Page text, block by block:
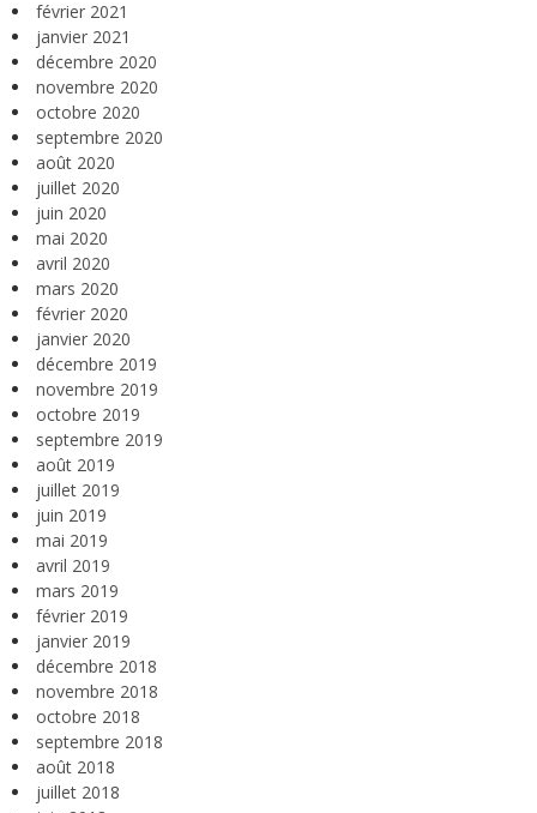
février 2021
janvier 2021
décembre 2020
novembre 2020
octobre 2020
septembre 2020
août 2020
juillet 2020
juin 2020
mai 2020
avril 2020
mars 2020
février 2020
janvier 2020
décembre 2019
novembre 2019
octobre 2019
septembre 2019
août 2019
juillet 2019
juin 2019
mai 2019
avril 2019
mars 2019
février 2019
janvier 2019
décembre 2018
novembre 2018
octobre 2018
septembre 2018
août 2018
juillet 2018